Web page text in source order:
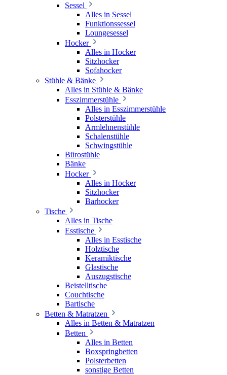
Sessel
Alles in Sessel
Funktionssessel
Loungesessel
Hocker
Alles in Hocker
Sitzhocker
Sofahocker
Stühle & Bänke
Alles in Stühle & Bänke
Esszimmerstühle
Alles in Esszimmerstühle
Polsterstühle
Armlehnenstühle
Schalenstühle
Schwingstühle
Bürostühle
Bänke
Hocker
Alles in Hocker
Sitzhocker
Barhocker
Tische
Alles in Tische
Esstische
Alles in Esstische
Holztische
Keramiktische
Glastische
Auszugstische
Beistelltische
Couchtische
Bartische
Betten & Matratzen
Alles in Betten & Matratzen
Betten
Alles in Betten
Boxspringbetten
Polsterbetten
sonstige Betten